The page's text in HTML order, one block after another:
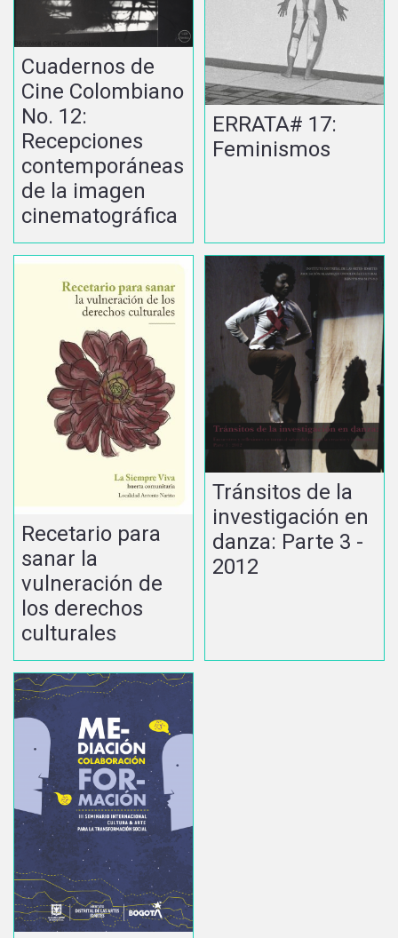
Cuadernos de
Cine Colombiano
No. 12:
Recepciones
contemporáneas
de la imagen
cinematográfica
ERRATA# 17:
Feminismos
Recetario para
sanar la
vulneración de
los derechos
culturales
Tránsitos de la
investigación en
danza: Parte 3 -
2012